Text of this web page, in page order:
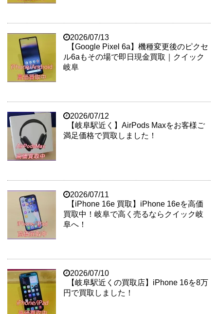
2026/07/13
【Google Pixel 6a】機種変更後のピクセ
ル6aもその場で即日現金買取｜クイック
岐阜
2026/07/12
【岐阜駅近く】AirPods Maxをお客様ご
満足価格で買取しました！
2026/07/11
【iPhone 16e 買取】iPhone 16eを高価
買取中！岐阜で高く売るならクイック岐
阜へ！
2026/07/10
【岐阜駅近くの買取店】iPhone 16を8万
円で買取しました！